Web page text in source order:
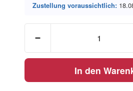
Zustellung voraussichtlich:
In den